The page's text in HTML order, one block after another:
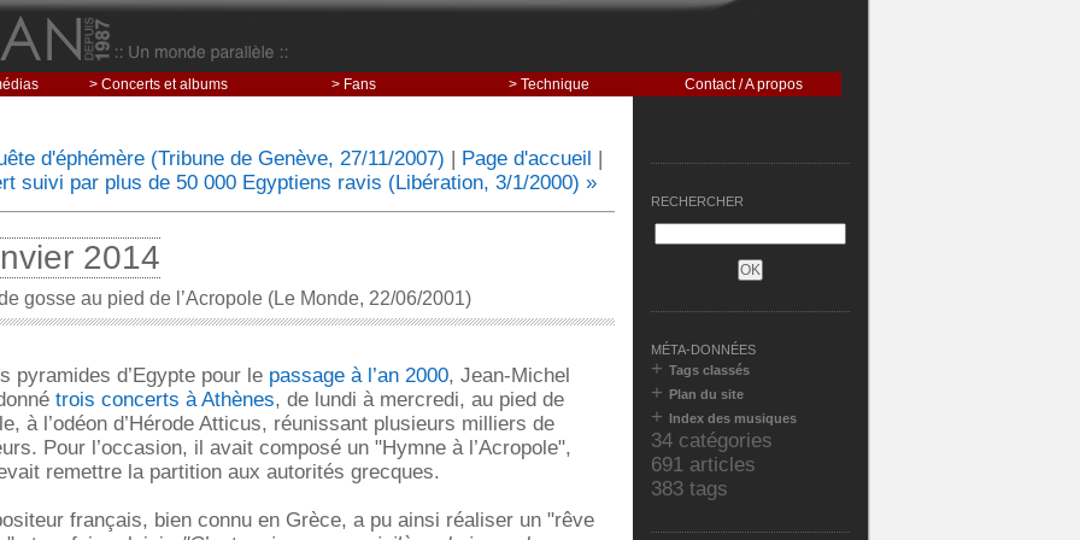
> Concerts et albums > Fans > Technique Contact / A propos
RECHERCHER
MÉTA-DONNÉES
+ Tags classés
+ Plan du site
+ Index des musiques
34 catégories
691 articles
383 tags
d'éphémère (Tribune de Genève, 27/11/2007) | Page d'accueil |
suivi par plus de 50 000 Egyptiens ravis (Libération, 3/1/2000) »
2014
gosse au pied de l’Acropole (Le Monde, 22/06/2001)
pyramides d’Egypte pour le passage à l’an 2000, Jean-Michel
trois concerts à Athènes, de lundi à mercredi, au pied de
à l’odéon d’Hérode Atticus, réunissant plusieurs milliers de
Pour l’occasion, il avait composé un "Hymne à l’Acropole",
remettre la partition aux autorités grecques.
français, bien connu en Grèce, a pu ainsi réaliser un "rêve